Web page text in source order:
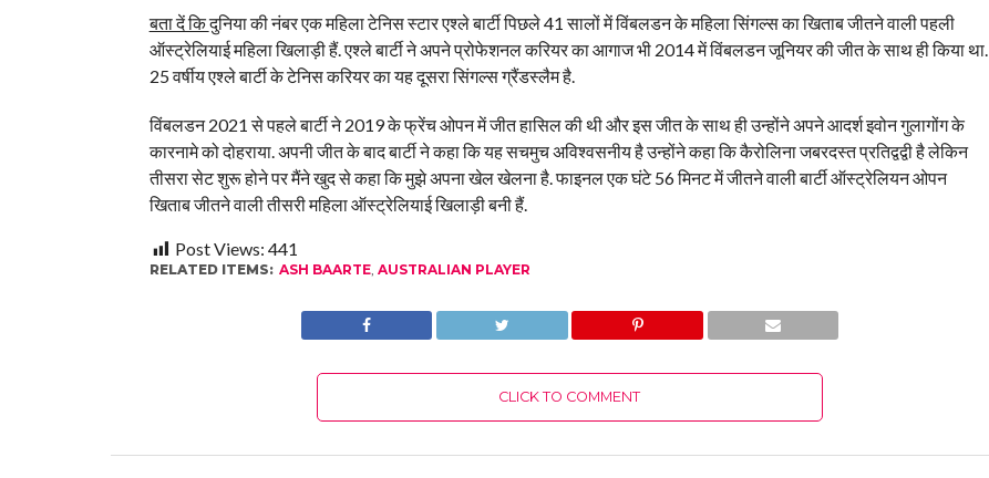
बता दें किदुनिया की नंबर एक महिला टेनिस स्टार एश्ले बार्टी पिछले 41 सालों में विंबलडन के महिला सिंगल्स का खिताब जीतने वाली पहली
ऑस्ट्रेलियाई महिला खिलाड़ी हैं. एश्ले बार्टी ने अपने प्रोफेशनल करियर का आगाज भी 2014 में विंबलडन जूनियर की जीत के साथ ही किया था.
25 वर्षीय एश्ले बार्टी के टेनिस करियर का यह दूसरा सिंगल्स ग्रैंडस्लैम है.
विंबलडन 2021 से पहले बार्टी ने 2019 के फ्रेंच ओपन में जीत हासिल की थी और इस जीत के साथ ही उन्होंने अपने आदर्श इवोन गुलागोंग के
कारनामे को दोहराया. अपनी जीत के बाद बार्टी ने कहा कि यह सचमुच अविश्वसनीय है उन्होंने कहा कि कैरोलिना जबरदस्त प्रतिद्वद्वी है लेकिन
तीसरा सेट शुरू होने पर मैंने खुद से कहा कि मुझे अपना खेल खेलना है. फाइनल एक घंटे 56 मिनट में जीतने वाली बार्टी ऑस्ट्रेलियन ओपन
खिताब जीतने वाली तीसरी महिला ऑस्ट्रेलियाई खिलाड़ी बनी हैं.
Post Views: 441
RELATED ITEMS: ASH BAARTE, AUSTRALIAN PLAYER
CLICK TO COMMENT